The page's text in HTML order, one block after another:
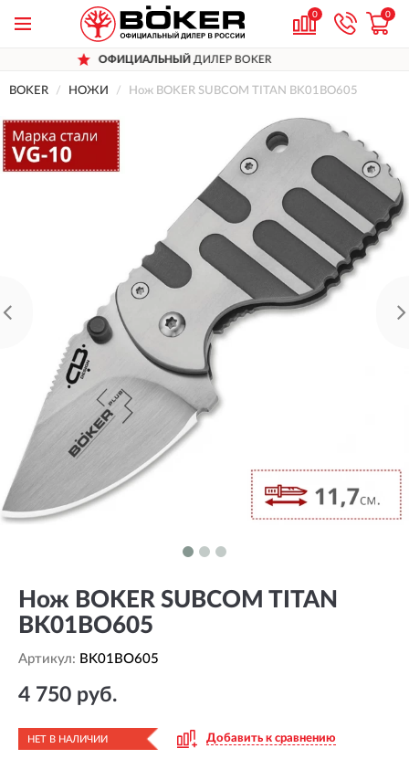
0 0
ОФИЦИАЛЬНЫЙ ДИЛЕР BOKER
BOKER НОЖИ Нож BOKER SUBCOM TITAN BK01BO605
Нож BOKER SUBCOM TITAN
BK01BO605
Артикул: BK01BO605
4 750 руб.
НЕТ В НАЛИЧИИ Добавить к сравнению